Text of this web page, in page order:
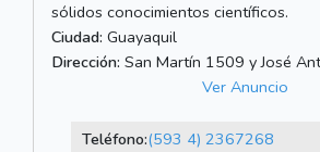
sólidos conocimientos científicos.
Ciudad: Guayaquil
Dirección: San Martín 1509 y José
Ver Anuncio
Teléfono:(593 4) 2367268